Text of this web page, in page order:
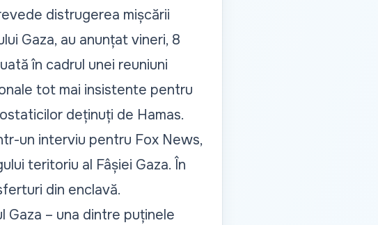
distrugerea mișcării
Gaza, au anunțat vineri, 8
în cadrul unei reuniuni
tot mai insistente pentru
deținuți de Hamas.
un interviu pentru Fox News,
teritoriu al Fâșiei Gaza. În
din enclavă.
Gaza – una dintre puținele